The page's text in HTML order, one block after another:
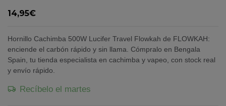
14,95€
Hornillo Cachimba 500W Lucifer Travel Flowkah de FLOWKAH:
enciende el carbón rápido y sin llama. Cómpralo en Bengala
Spain, tu tienda especialista en cachimba y vapeo, con stock real
y envío rápido.
Recíbelo el martes